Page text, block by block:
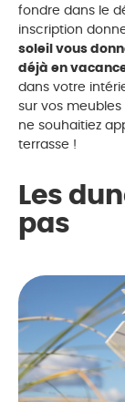
fondre dans le
inscription
soleil vous
déjà en
dans votre
sur vos
ne souhaitiez
terrasse !
Les
pas